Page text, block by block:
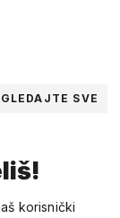
SVE
korisnički